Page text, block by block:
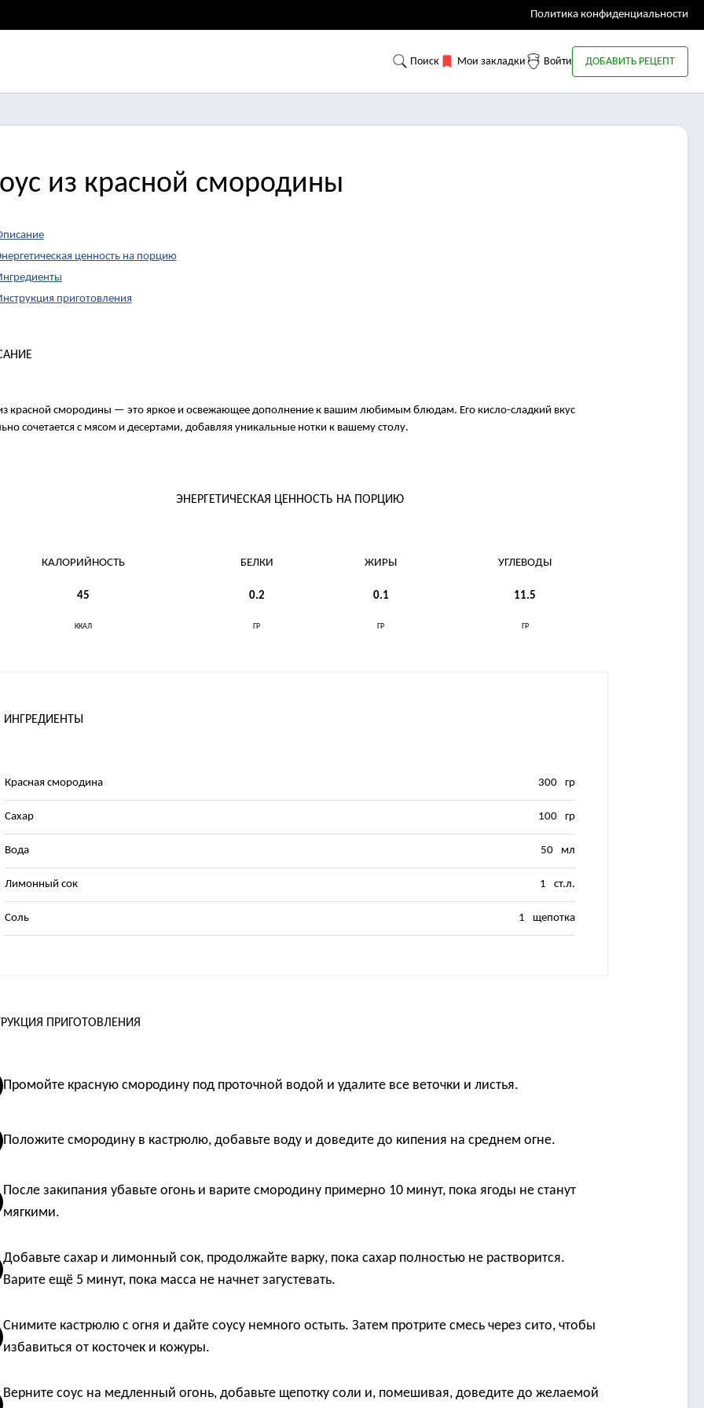
Политика конфиденциальности
Поиск Мои закладки Войти ДОБАВИТЬ РЕЦЕПТ
из красной смородины
ценность на порцию
приготовления
красной смородины — это яркое и освежающее дополнение к вашим любимым блюдам. Его кисло-сладкий вкус
сочетается с мясом и десертами, добавляя уникальные нотки к вашему столу.
ЭНЕРГЕТИЧЕСКАЯ ЦЕННОСТЬ НА ПОРЦИЮ
КАЛОРИЙНОСТЬ БЕЛКИ ЖИРЫ УГЛЕВОДЫ
45 0.2 0.1 11.5
ККАЛ ГР ГР ГР
ИНГРЕДИЕНТЫ
Красная смородина 300 гр
Сахар 100 гр
Вода 50 мл
Лимонный сок 1 ст.л.
Соль 1 щепотка
ПРИГОТОВЛЕНИЯ
Промойте красную смородину под проточной водой и удалите все веточки и листья.
Положите смородину в кастрюлю, добавьте воду и доведите до кипения на среднем огне.
После закипания убавьте огонь и варите смородину примерно 10 минут, пока ягоды не станут
мягкими.
Добавьте сахар и лимонный сок, продолжайте варку, пока сахар полностью не растворится.
Варите ещё 5 минут, пока масса не начнет загустевать.
Снимите кастрюлю с огня и дайте соусу немного остыть. Затем протрите смесь через сито, чтобы
избавиться от косточек и кожуры.
Верните соус на медленный огонь, добавьте щепотку соли и, помешивая, доведите до желаемой